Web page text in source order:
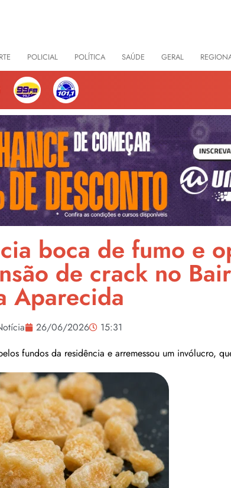
POLICIAL POLÍTICA SAÚDE GERAL
boca de fumo e
de crack no
Aparecida
26/06/2026
15:31
fundos da residência e arremessou um invólucro,